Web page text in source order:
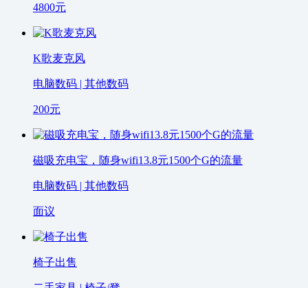
4800元
K歌麦克风
电脑数码 | 其他数码
200元
磁吸充电宝，随身wifi13.8元1500个G的流量
电脑数码 | 其他数码
面议
椅子出售